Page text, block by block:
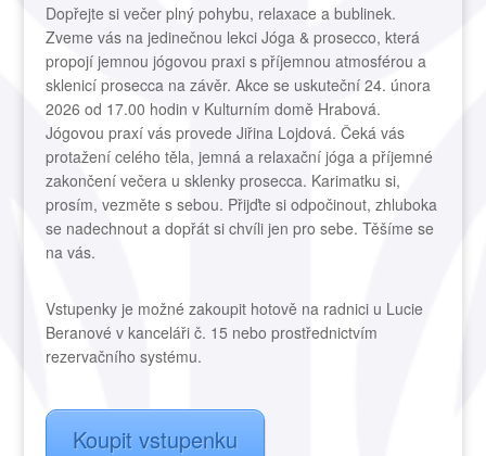
Dopřejte si večer plný pohybu, relaxace a bublinek.
Zveme vás na jedinečnou lekci Jóga & prosecco, která
propojí jemnou jógovou praxi s příjemnou atmosférou a
sklenicí prosecca na závěr. Akce se uskuteční 24. února
2026 od 17.00 hodin v Kulturním domě Hrabová.
Jógovou praxí vás provede Jiřina Lojdová. Čeká vás
protažení celého těla, jemná a relaxační jóga a příjemné
zakončení večera u sklenky prosecca. Karimatku si,
prosím, vezměte s sebou. Přijďte si odpočinout, zhluboka
se nadechnout a dopřát si chvíli jen pro sebe. Těšíme se
na vás.
Vstupenky je možné zakoupit hotově na radnici u Lucie
Beranové v kanceláři č. 15 nebo prostřednictvím
rezervačního systému.
Koupit vstupenku